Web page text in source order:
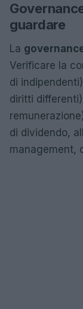
guardare
La
Verificare la
di
diritti
di dividendo,
management,